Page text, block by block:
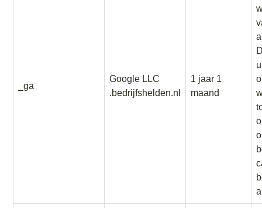
_ga
Google LLC
.bedrijfshelden.nl
1 jaar 1
maand